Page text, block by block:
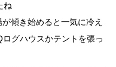
ね
傾き始めると一気に冷え
グハウスかテントを張っ